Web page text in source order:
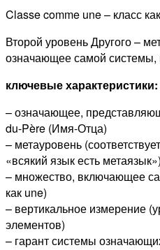
Classe comme une – класс
Второй уровень Другого –
означающее самой системы,
ключевые характеристики:
– означающее,
du-Père (Имя-Отца)
– метауровень
«всякий язык есть метаязык»)
– множество, включающее
как une)
– вертикальное измерение
элементов)
– гарант системы